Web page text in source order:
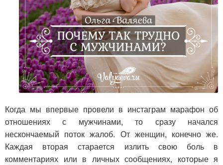
Когда мы впервые провели в инстаграм марафон об
отношениях с мужчинами, то сразу начался
нескончаемый поток жалоб. От женщин, конечно же.
Каждая вторая старается излить свою боль в
комментариях или в личных сообщениях, которые я